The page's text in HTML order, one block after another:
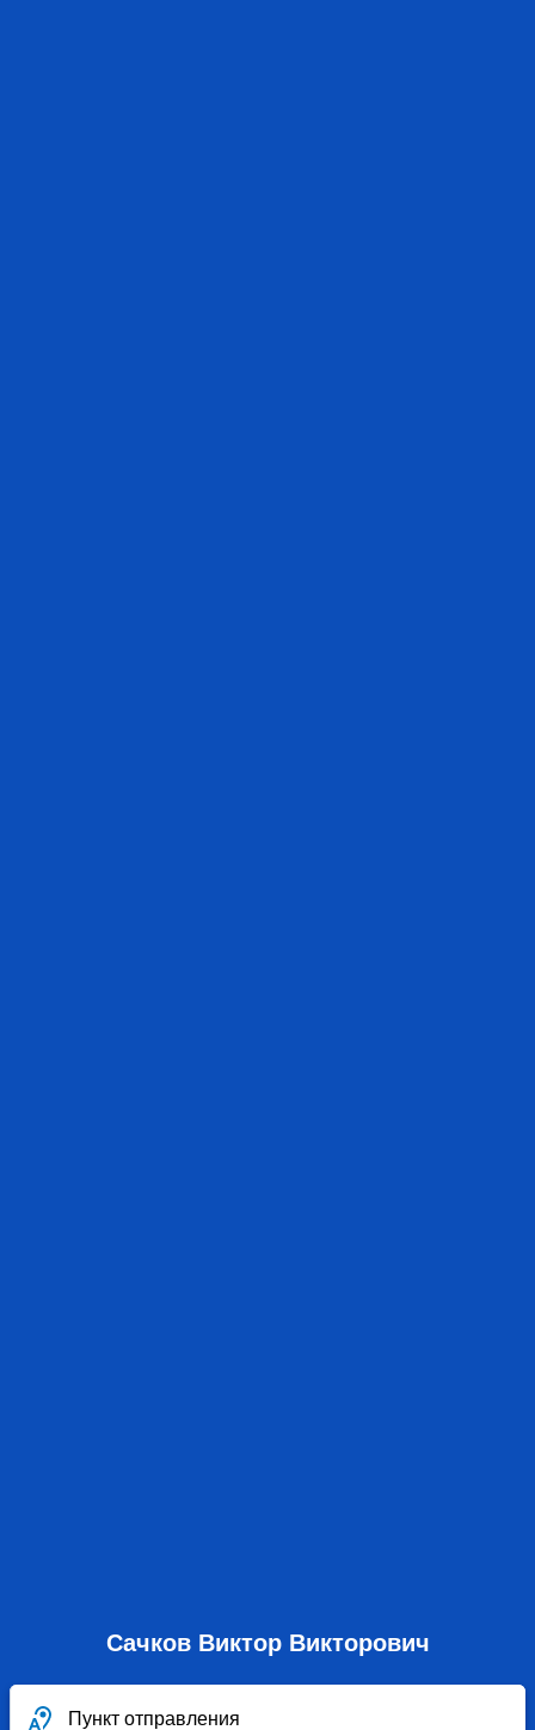
Сачков Виктор Викторович
Пункт отправления